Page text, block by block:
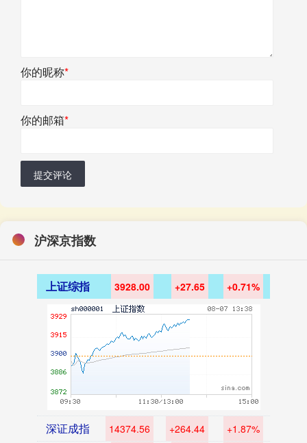
你的昵称*
你的邮箱*
提交评论
沪深京指数
上证综指 3928.00 +27.65 +0.71%
深证成指 14374.56 +264.44 +1.87%